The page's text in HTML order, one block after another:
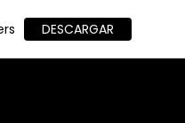
DESCARGAR